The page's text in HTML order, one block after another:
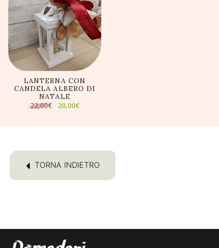
AGGIUNGI AL
CARRELLO
LANTERNA CON
CANDELA ALBERO DI
NATALE
22,00€ Il
prezzo
20,00€Il
TORNA INDIETRO